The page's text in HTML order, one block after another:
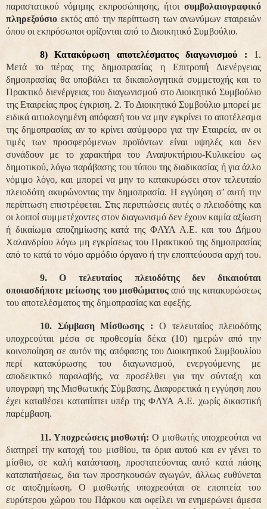
παραστατικού νόμιμης εκπροσώπησης, ήτοι συμβολαιογραφικό
πληρεξούσιο εκτός από την περίπτωση των ανωνύμων εταιρειών
όπου οι εκπρόσωποι ορίζονται από το Διοικητικό Συμβούλιο.
8) Κατακύρωση αποτελέσματος διαγωνισμού : 1.
Μετά το πέρας της δημοπρασίας η Επιτροπή Διενέργειας
δημοπρασίας θα υποβάλει τα δικαιολογητικά συμμετοχής και το
Πρακτικό διενέργειας του διαγωνισμού στο Διοικητικό Συμβούλιο
της Εταιρείας προς έγκριση. 2. Το Διοικητικό Συμβούλιο μπορεί με
ειδικά αιτιολογημένη απόφασή του να μην εγκρίνει το αποτέλεσμα
της δημοπρασίας αν το κρίνει ασύμφορο για την Εταιρεία, αν οι
τιμές των προσφερόμενων προϊόντων είναι υψηλές και δεν
συνάδουν με το χαρακτήρα του Αναψυκτήριου-Κυλικείου ως
δημοτικού, λόγω παράβασης του τύπου της διαδικασίας ή για άλλο
νόμιμο λόγο, και μπορεί να μην το κατακυρώσει στον τελευταίο
πλειοδότη ακυρώνοντας την δημοπρασία. Η εγγύηση σ’ αυτή την
περίπτωση επιστρέφεται. Στις περιπτώσεις αυτές ο πλειοδότης και
οι λοιποί συμμετέχοντες στον διαγωνισμό δεν έχουν καμία αξίωση
ή δικαίωμα αποζημίωσης κατά της ΦΛΥΑ Α.Ε. και του Δήμου
Χαλανδρίου λόγω μη εγκρίσεως του Πρακτικού της δημοπρασίας
από το κατά το νόμο αρμόδιο όργανο ή την εποπτεύουσα αρχή του.
9.Ο τελευταίος πλειοδότης δεν δικαιούται
οποιασδήποτε μείωσης του μισθώματος από της κατακυρώσεως
του αποτελέσματος της δημοπρασίας και εφεξής.
10. Σύμβαση Μίσθωσης :Ο τελευταίος πλειοδότης
υποχρεούται μέσα σε προθεσμία δέκα (10) ημερών από την
κοινοποίηση σε αυτόν της απόφασης του Διοικητικού Συμβουλίου
περί κατακύρωσης του διαγωνισμού, ενεργούμενης με
αποδεικτικό παραλαβής, να προσέλθει για την σύνταξη και
υπογραφή της Μισθωτικής Σύμβασης. Διαφορετικά η εγγύηση που
έχει καταθέσει καταπίπτει υπέρ της ΦΛΥΑ Α.Ε. χωρίς δικαστική
παρέμβαση.
11. Υποχρεώσεις μισθωτή:Ο μισθωτής υποχρεούται να
διατηρεί την κατοχή του μισθίου, τα όρια αυτού και εν γένει το
μίσθιο, σε καλή κατάσταση, προστατεύοντας αυτό κατά πάσης
καταπατήσεως, δια των προσηκουσών αγωγών, άλλως ευθύνεται
σε αποζημίωση. Ο μισθωτής υποχρεούται σε εποπτεία του
ευρύτερου χώρου του Πάρκου και οφείλει να ενημερώνει άμεσα